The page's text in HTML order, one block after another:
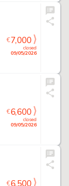
closed
09/05/2026
€7,000
closed
09/05/2026
€6,600
€6,500